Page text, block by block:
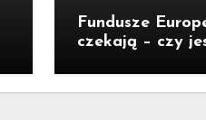
Fundusze
czekają – czy